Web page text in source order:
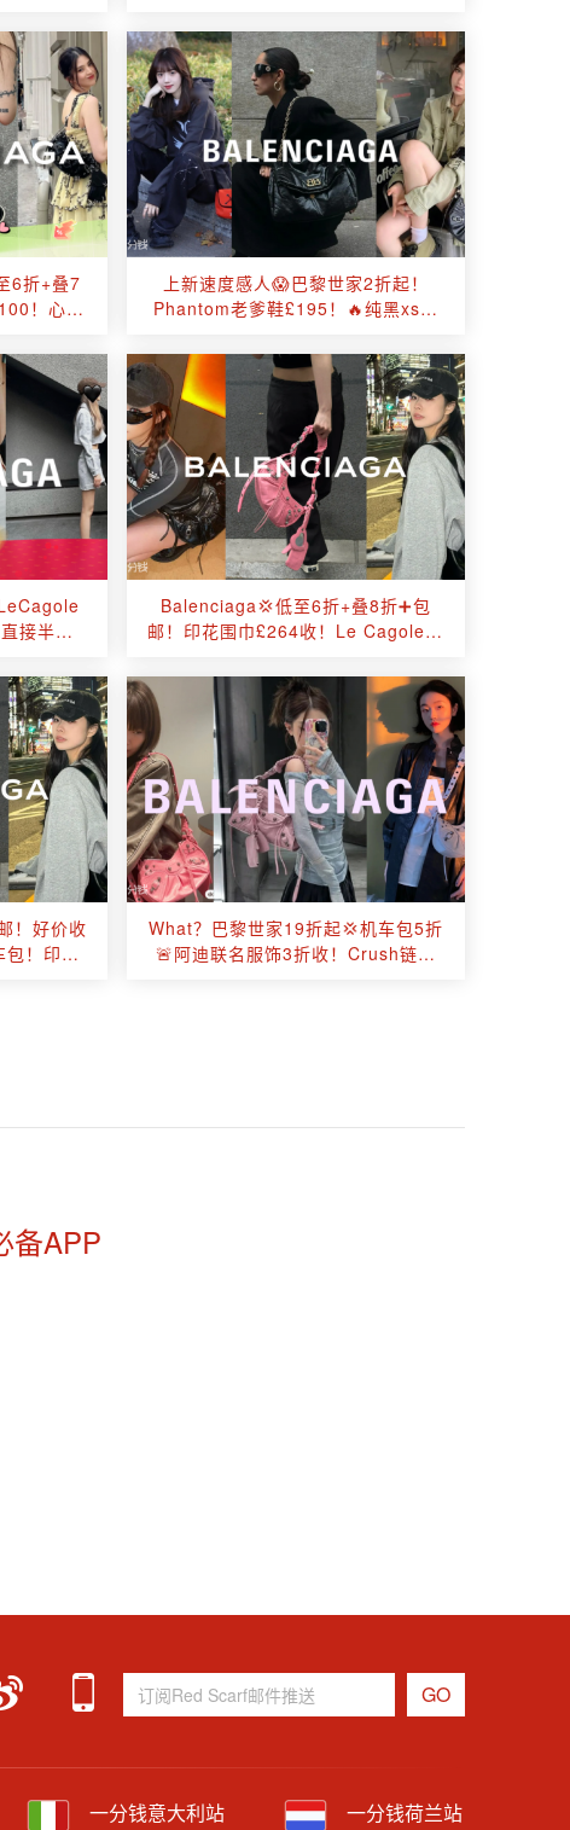
6折+叠7
！心想
上新速度感人😱巴黎世家2折起！
Phantom老爹鞋£195！🔥纯黑xs机
接半价
Balenciaga💢低至6折+叠8折➕包
邮！印花围巾£264收！Le Cagole心
！好价收
包！印花
What？巴黎世家19折起💢机车包5折
🚨阿迪联名服饰3折收！Crush链条
备APP
一分钱意大利站 一分钱荷兰站